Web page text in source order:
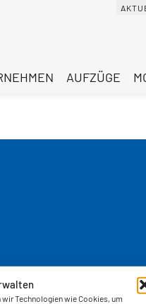
Technologien wie Cookies, um
AUFZÜGE